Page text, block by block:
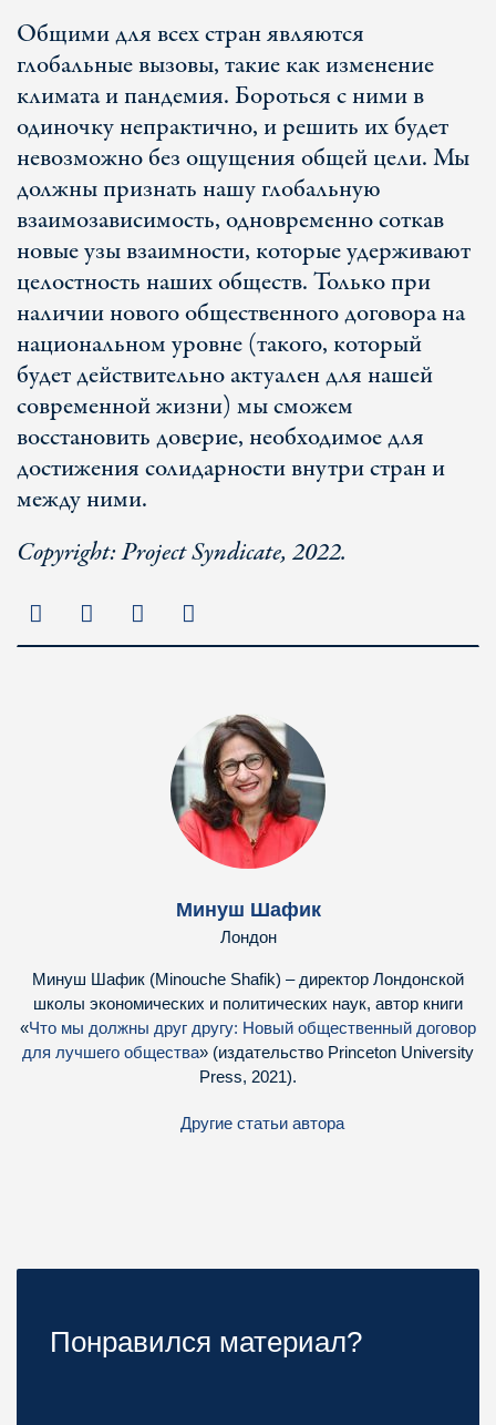
Общими для всех стран являются
глобальные вызовы, такие как изменение
климата и пандемия. Бороться с ними в
одиночку непрактично, и решить их будет
невозможно без ощущения общей цели. Мы
должны признать нашу глобальную
взаимозависимость, одновременно соткав
новые узы взаимности, которые удерживают
целостность наших обществ. Только при
наличии нового общественного договора на
национальном уровне (такого, который
будет действительно актуален для нашей
современной жизни) мы сможем
восстановить доверие, необходимое для
достижения солидарности внутри стран и
между ними.
Copyright: Project Syndicate, 2022.
Минуш Шафик
Лондон
Минуш Шафик (Minouche Shafik) – директор Лондонской
школы экономических и политических наук, автор книги
«Что мы должны друг другу: Новый общественный договор
для лучшего общества» (издательство Princeton University
Press, 2021).
Другие статьи автора
Понравился материал?